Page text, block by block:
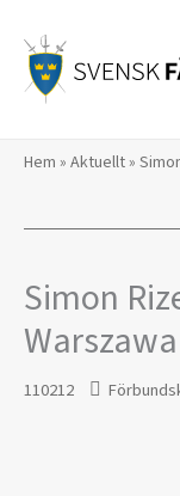
innehåll
Hem » Aktuellt»
Simon
Warszawa
110212